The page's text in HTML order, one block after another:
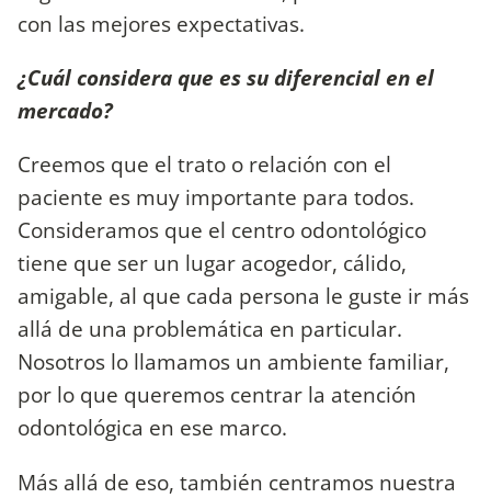
con las mejores expectativas.
¿Cuál considera que es su diferencial en el
mercado?
Creemos que el trato o relación con el
paciente es muy importante para todos.
Consideramos que el centro odontológico
tiene que ser un lugar acogedor, cálido,
amigable, al que cada persona le guste ir más
allá de una problemática en particular.
Nosotros lo llamamos un ambiente familiar,
por lo que queremos centrar la atención
odontológica en ese marco.
Más allá de eso, también centramos nuestra